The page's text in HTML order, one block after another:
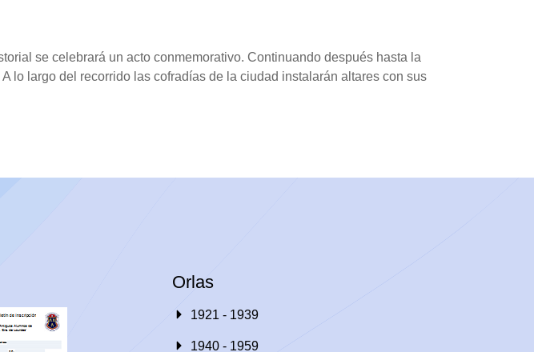
se celebrará un acto conmemorativo. Continuando después hasta la
lo largo del recorrido las cofradías de la ciudad instalarán altares con sus
Orlas
1921 - 1939
1940 - 1959